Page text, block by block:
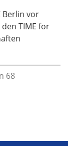
Berlin vor
TIME for
68